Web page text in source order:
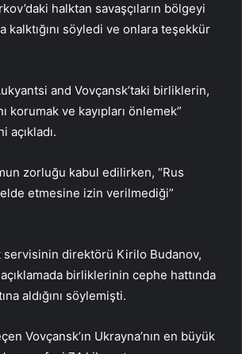
halktan savaşçıların bölgeyi
kalktığını söyledi ve onlara teşekkür
and Vovçansk’taki birliklerin,
korumak ve kayıpları önlemek”
açıkladı.
zorluğu kabul edilirken, “Rus
etmesine izin verilmediği”
servisinin direktörü Kirilo Budanov,
birliklerinin cephe hattında
aldığını söylemişti.
Vovçansk’ın Ukrayna’nın en büyük